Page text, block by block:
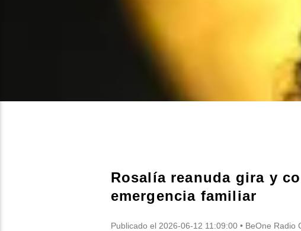
Rosalía reanuda gira y
emergencia familiar
Publicado el 2026-06-12 11:09:00 • BeOne Radio